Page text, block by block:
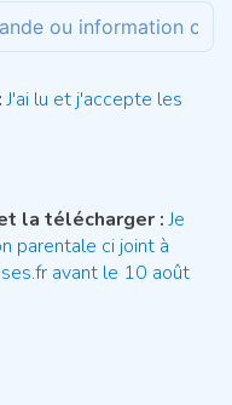
J'ai lu et j'accepte les
la télécharger :Je
parentale ci joint à
avant le 10 août